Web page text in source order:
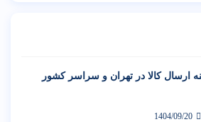
ارسال کالا در تهران و سراسر کشور
1404/09/20